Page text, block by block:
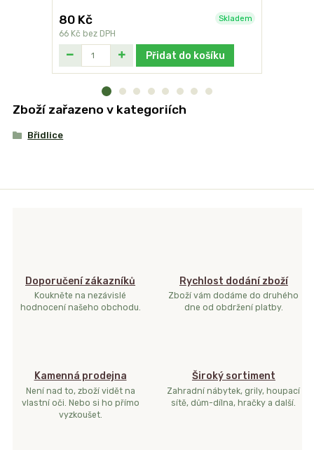
80 Kč
66 Kč bez DPH
Skladem
Přidat do košíku
Zboží zařazeno v kategoriích
Břidlice
Doporučení zákazníků
Koukněte na nezávislé
hodnocení našeho obchodu.
Rychlost dodání zboží
Zboží vám dodáme do druhého
dne od obdržení platby.
Kamenná prodejna
Není nad to, zboží vidět na
vlastní oči. Nebo si ho přímo
vyzkoušet.
Široký sortiment
Zahradní nábytek, grily, houpací
sítě, dům-dílna, hračky a další.